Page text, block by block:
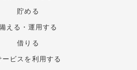
貯める
える・運用する
借りる
ービスを利用する